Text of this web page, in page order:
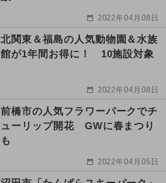
2022年04月08日
北関東＆福島の人気動物園＆水族
館が1年間お得に！ 10施設対象
2022年04月08日
前橋市の人気フラワーパークでチ
ューリップ開花 GWに春まつり
も
2022年04月05日